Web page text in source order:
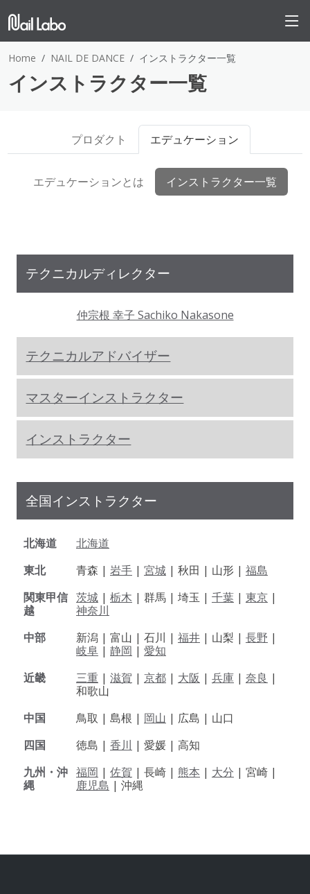
Home NAIL DE DANCE インストラクター一覧
インストラクター一覧
プロダクト エデュケーション
エデュケーションとは インストラクター一覧
テクニカルディレクター
仲宗根 幸子 Sachiko Nakasone
テクニカルアドバイザー
マスターインストラクター
インストラクター
全国インストラクター
北海道
北海道
東北
青森 | 岩手 | 宮城 | 秋田 | 山形 | 福島
関東甲信
越
茨城 | 栃木 | 群馬 | 埼玉 | 千葉 | 東京 |
神奈川
中部
新潟 | 富山 | 石川 | 福井 | 山梨 | 長野 |
岐阜 | 静岡 | 愛知
近畿
三重 | 滋賀 | 京都 | 大阪 | 兵庫 | 奈良 |
和歌山
中国
鳥取 | 島根 | 岡山 | 広島 | 山口
四国
徳島 | 香川 | 愛媛 | 高知
九州・沖
縄
福岡 | 佐賀 | 長崎 | 熊本 | 大分 | 宮崎 |
鹿児島 | 沖縄